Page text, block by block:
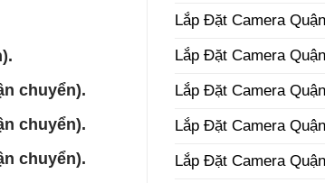
chuyển).
chuyển).
chuyển).
Lắp Đặt Camera
Lắp Đặt Camera
Lắp Đặt Camera
Lắp Đặt Camera
Lắp Đặt Camera